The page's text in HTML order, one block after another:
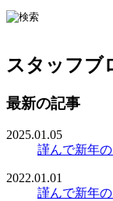
スタッフブ
最新の記事
2025.01.05
謹んで新年
2022.01.01
謹んで新年